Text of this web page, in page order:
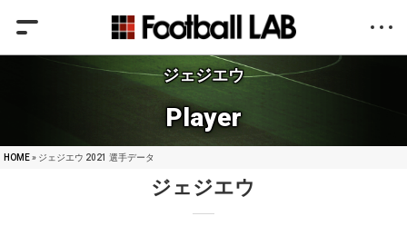
ジェジエウ
Player
HOME» ジェジエウ 2021 選手データ
ジェジエウ